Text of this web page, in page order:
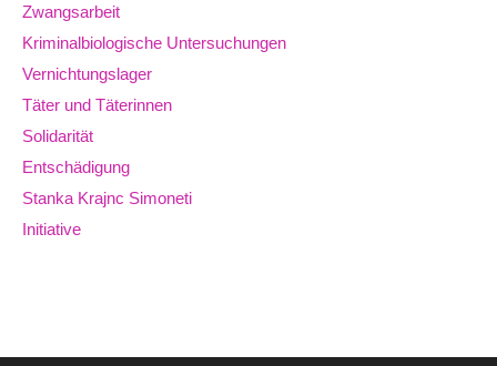
Zwangsarbeit
Kriminalbiologische Untersuchungen
Vernichtungslager
Täter und Täterinnen
Solidarität
Entschädigung
Stanka Krajnc Simoneti
Initiative